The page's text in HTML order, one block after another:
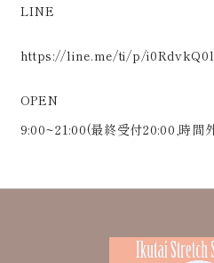
LINE
https://line.me/ti/p/
OPEN
9:00~21:00(最終受付20:00,時間